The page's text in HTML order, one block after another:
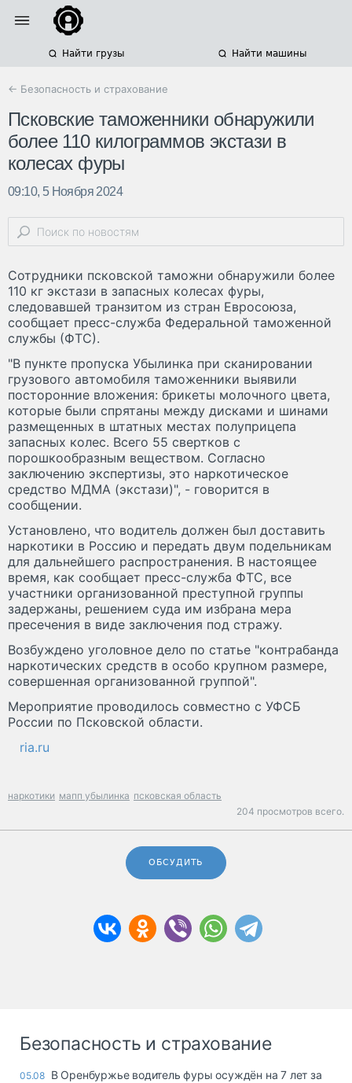
Найти грузы Найти машины
← Безопасность и страхование
Псковские таможенники обнаружили
более 110 килограммов экстази в
колесах фуры
09:10, 5 Ноября 2024
Сотрудники псковской таможни обнаружили более
110 кг экстази в запасных колесах фуры,
следовавшей транзитом из стран Евросоюза,
сообщает пресс-служба Федеральной таможенной
службы (ФТС).
"В пункте пропуска Убылинка при сканировании
грузового автомобиля таможенники выявили
посторонние вложения: брикеты молочного цвета,
которые были спрятаны между дисками и шинами
размещенных в штатных местах полуприцепа
запасных колес. Всего 55 свертков с
порошкообразным веществом. Согласно
заключению экспертизы, это наркотическое
средство МДМА (экстази)", - говорится в
сообщении.
Установлено, что водитель должен был доставить
наркотики в Россию и передать двум подельникам
для дальнейшего распространения. В настоящее
время, как сообщает пресс-служба ФТС, все
участники организованной преступной группы
задержаны, решением суда им избрана мера
пресечения в виде заключения под стражу.
Возбуждено уголовное дело по статье "контрабанда
наркотических средств в особо крупном размере,
совершенная организованной группой".
Мероприятие проводилось совместно с УФСБ
России по Псковской области.
ria.ru
наркотики мапп убылинка псковская область
204 просмотров всего.
ОБСУДИТЬ
Безопасность и страхование
05.08 В Оренбуржье водитель фуры осуждён на 7 лет за